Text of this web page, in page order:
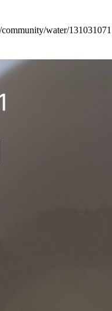
water/131031071